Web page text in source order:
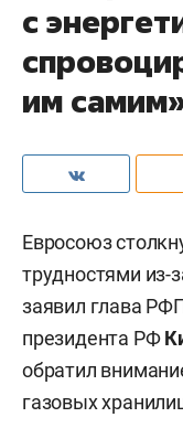
с
им
Евросоюз
трудностями из-
заявил глава
президента РФ
обратил
газовых